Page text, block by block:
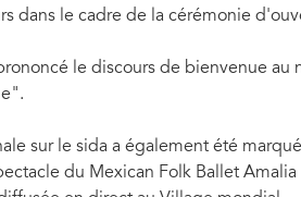
dans le cadre de la cérémonie
le discours de bienvenue au
sur le sida a également été
du Mexican Folk Ballet